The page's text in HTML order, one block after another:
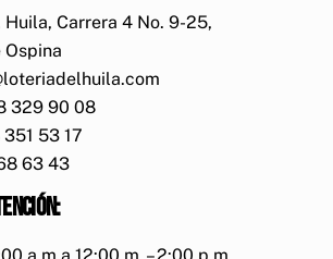
Huila, Carrera 4 No. 9-25,
329 90 08
351 53 17
63 43